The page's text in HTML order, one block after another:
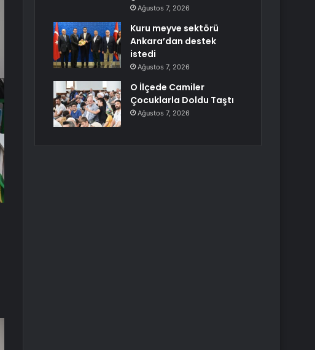
Ağustos 7, 2026
Kuru meyve sektörü
Ankara’dan destek
istedi
Ağustos 7, 2026
O İlçede Camiler
Çocuklarla Doldu Taştı
Ağustos 7, 2026